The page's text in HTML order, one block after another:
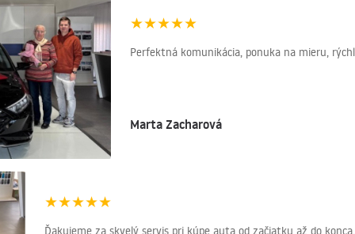
★★★★★
Perfektná komunikácia, ponuka na mieru,
Marta Zacharová
★★★★★
Ďakujeme za skvelý servis pri kúpe auta od začiatku až do